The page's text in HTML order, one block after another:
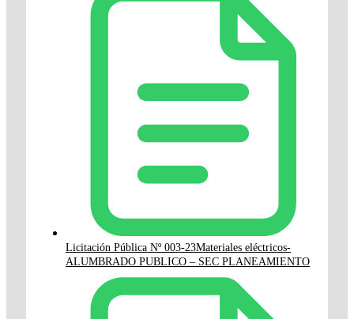
Licitación Pública Nº 003-23Materiales eléctricos-
ALUMBRADO PUBLICO – SEC PLANEAMIENTO